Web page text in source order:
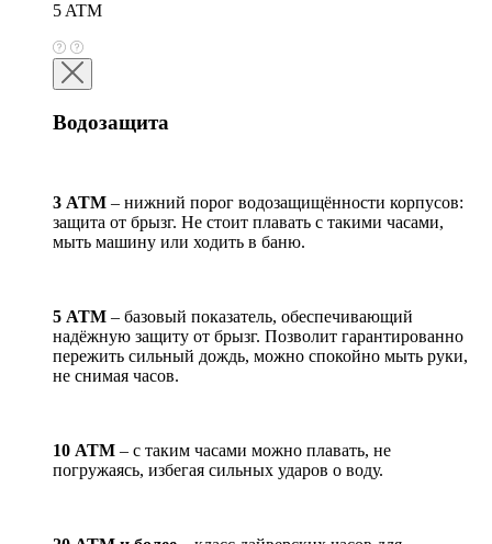
5 ATM
Водозащита
3 АТМ – нижний порог водозащищённости корпусов:
защита от брызг. Не стоит плавать с такими часами,
мыть машину или ходить в баню.
5 АТМ – базовый показатель, обеспечивающий
надёжную защиту от брызг. Позволит гарантированно
пережить сильный дождь, можно спокойно мыть руки,
не снимая часов.
10 АТМ – с таким часами можно плавать, не
погружаясь, избегая сильных ударов о воду.